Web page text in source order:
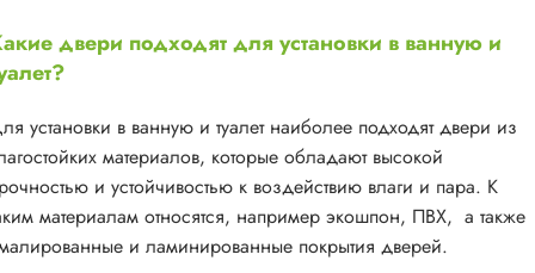
двери подходят для установки в ванную и
установки в ванную и туалет наиболее подходят двери из
материалов, которые обладают высокой
и устойчивостью к воздействию влаги и пара. К
материалам относятся, например экошпон, ПВХ, а также
и ламинированные покрытия дверей.